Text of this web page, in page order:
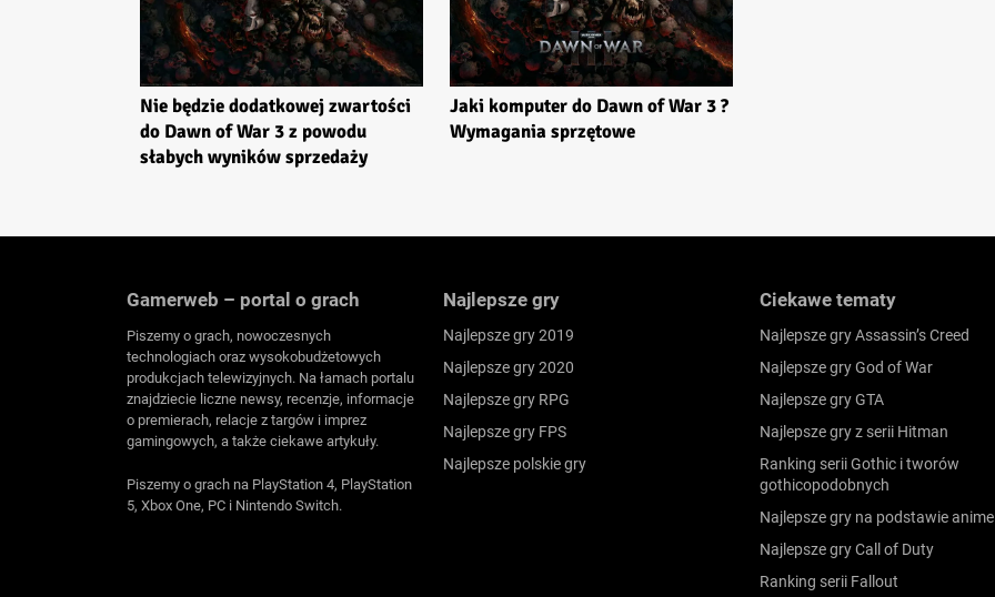
Nie będzie dodatkowej zwartości
do Dawn of War 3 z powodu
słabych wyników sprzedaży
Jaki komputer do Dawn of War 3 ?
Wymagania sprzętowe
Gamerweb – portal o grach
Piszemy o grach, nowoczesnych
technologiach oraz wysokobudżetowych
produkcjach telewizyjnych. Na łamach portalu
znajdziecie liczne newsy, recenzje, informacje
o premierach, relacje z targów i imprez
gamingowych, a także ciekawe artykuły.
Piszemy o grach na PlayStation 4, PlayStation
5, Xbox One, PC i Nintendo Switch.
Najlepsze gry
Najlepsze gry 2019
Najlepsze gry 2020
Najlepsze gry RPG
Najlepsze gry FPS
Najlepsze polskie gry
Ciekawe tematy
Najlepsze gry Assassin’s Creed
Najlepsze gry God of War
Najlepsze gry GTA
Najlepsze gry z serii Hitman
Ranking serii Gothic i tworów
gothicopodobnych
Najlepsze gry na podstawie anime
Najlepsze gry Call of Duty
Ranking serii Fallout